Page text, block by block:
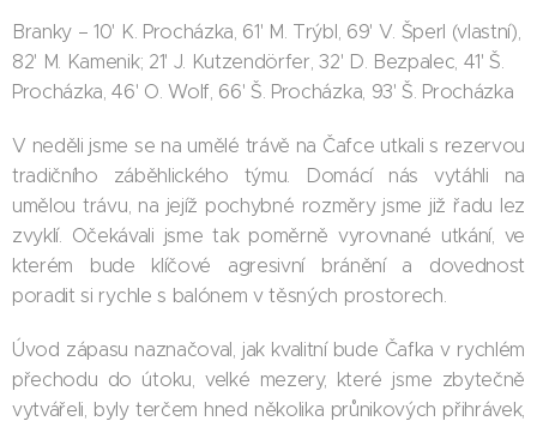
Branky – 10' K. Procházka, 61' M. Trýbl, 69' V. Šperl (vlastní),
82' M. Kamenik; 21' J. Kutzendörfer, 32' D. Bezpalec, 41' Š.
Procházka, 46' O. Wolf, 66' Š. Procházka, 93' Š. Procházka
V neděli jsme se na umělé trávě na Čafce utkali s rezervou
tradičního záběhlického týmu. Domácí nás vytáhli na
umělou trávu, na jejíž pochybné rozměry jsme již řadu lez
zvyklí. Očekávali jsme tak poměrně vyrovnané utkání, ve
kterém bude klíčové agresivní bránění a dovednost
poradit si rychle s balónem v těsných prostorech.
Úvod zápasu naznačoval, jak kvalitní bude Čafka v rychlém
přechodu do útoku, velké mezery, které jsme zbytečně
vytvářeli, byly terčem hned několika průnikových přihrávek,